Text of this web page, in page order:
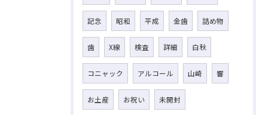
記念 昭和 平成 金歯 詰め物
歯 X線 検査 詳細 白秋
コニャック アルコール 山崎 響
お土産 お祝い 未開封